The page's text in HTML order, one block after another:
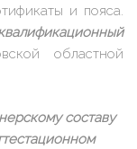
и пояса.
областной
составу